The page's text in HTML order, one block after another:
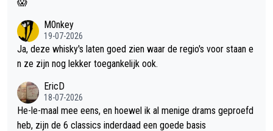
M0nkey
19-07-2026
Ja, deze whisky's laten goed zien waar de regio's voor staan e
n ze zijn nog lekker toegankelijk ook.
EricD
18-07-2026
He-le-maal mee eens, en hoewel ik al menige drams geproefd
heb, zijn de 6 classics inderdaad een goede basis